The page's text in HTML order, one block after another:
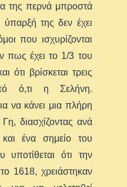
της περνά μπροστά
της δεν έχει
που ισχυρίζονται
πως έχει το 1/3 του
ότι βρίσκεται τρεις
ό,τι η Σελήνη.
να κάνει μια πλήρη
διασχίζοντας ανά
ένα σημείο του
ότι την
1618, χρειάστηκαν